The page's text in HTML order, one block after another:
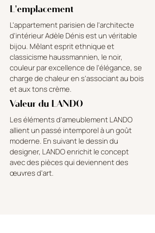
L'emplacement
L'appartement parisien de l'architecte
d'intérieur Adèle Dénis est un véritable
bijou. Mêlant esprit ethnique et
classicisme haussmannien, le noir,
couleur par excellence de l'élégance, se
charge de chaleur en s'associant au bois
et aux tons crème.
Valeur du LANDO
Les éléments d'ameublement LANDO
allient un passé intemporel à un goût
moderne. En suivant le dessin du
designer, LANDO enrichit le concept
avec des pièces qui deviennent des
œuvres d'art.